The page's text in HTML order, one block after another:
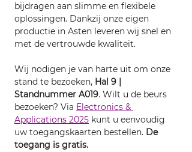
bijdragen aan slimme en flexibele
oplossingen. Dankzij onze eigen
productie in Asten leveren wij snel en
met de vertrouwde kwaliteit.
Wij nodigen je van harte uit om onze
stand te bezoeken, Hal 9 |
Standnummer A019. Wilt u de beurs
bezoeken? Via Electronics &
Applications 2025 kunt u eenvoudig
uw toegangskaarten bestellen. De
toegang is gratis.